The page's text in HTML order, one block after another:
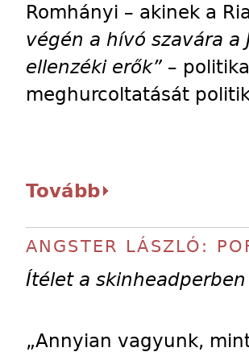
Romhányi – akinek a
végén a hívó szavára
ellenzéki erők” –
meghurcoltatását
Tovább
ANGSTER LÁSZLÓ:
Ítélet a skinheadperben
„Annyian vagyunk,